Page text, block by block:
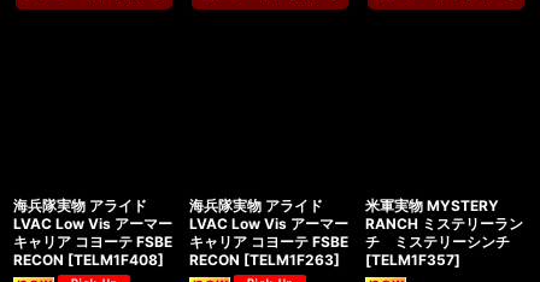
海兵隊実物 アライド
LVAC Low Vis アーマー
キャリア コヨーテ FSBE
RECON [TELM1F408]
海兵隊実物 アライド
LVAC Low Vis アーマー
キャリア コヨーテ FSBE
RECON [TELM1F263]
米軍実物 MYSTERY
RANCH ミステリーラン
チ ミステリーシンチ
[TELM1F357]